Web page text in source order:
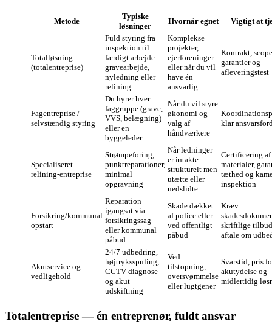
Metode
Typiske
løsninger
Hvornår egnet Vigtigt at
Totalløsning
(totalentreprise)
Fuld styring fra
inspektion til
færdigt arbejde —
gravearbejde,
nyledning eller
relining
Komplekse
projekter,
ejerforeninger
eller når du vil
have én
ansvarlig
Kontrakt,
garantier og
afleveringstest
Fagentreprise /
selvstændig styring
Du hyrer hver
faggruppe (grave,
VVS, belægning)
eller en
byggeleder
Når du vil styre
økonomi og
valg af
håndværkere
klar
Specialiseret
relining-entreprise
Strømpeforing,
punktreparationer,
minimal
opgravning
Når ledninger
er intakte
strukturelt men
utætte eller
nedslidte
Certificering af
materialer,
tæthed og
inspektion
Forsikring/kommunal
opstart
Reparation
igangsat via
forsikringssag
eller kommunal
påbud
Skade dækket
af police eller
ved offentligt
påbud
Kræv
skriftlige
aftale om
Akutservice og
vedligehold
24/7 udbedring,
højtryksspuling,
CCTV-diagnose
og akut
udskiftning
Ved
tilstopning,
oversvømmelse
eller lugtgener
Svarstid, pris
akutydelse og
midlertidig
Totalentreprise — én entreprenør, fuldt ansvar